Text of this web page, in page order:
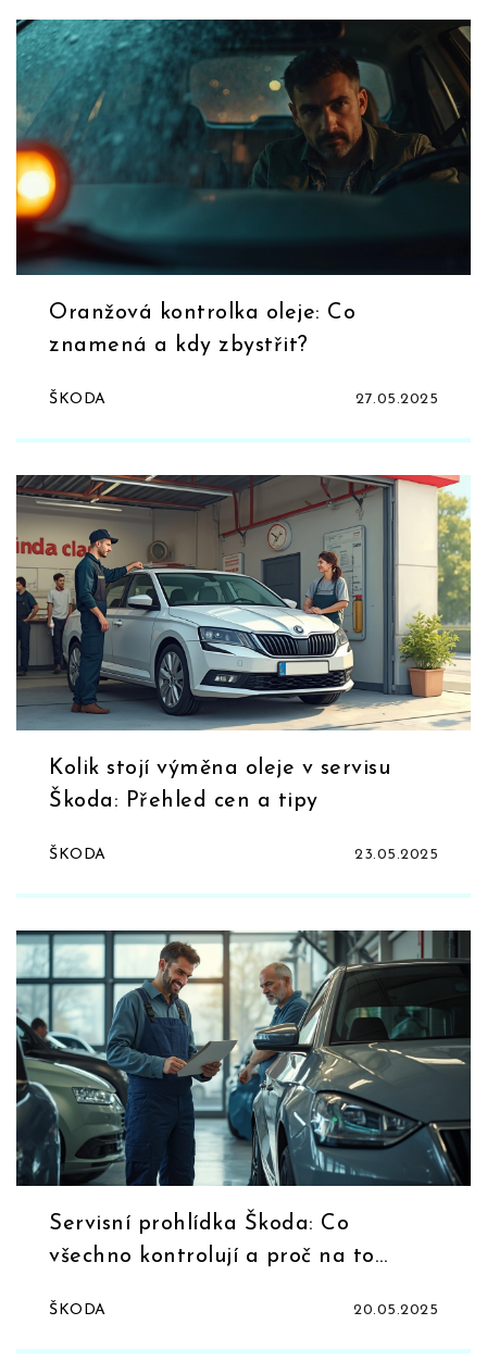
Oranžová kontrolka oleje: Co
znamená a kdy zbystřit?
ŠKODA 27.05.2025
Kolik stojí výměna oleje v servisu
Škoda: Přehled cen a tipy
ŠKODA 23.05.2025
Servisní prohlídka Škoda: Co
všechno kontrolují a proč na to
ŠKODA 20.05.2025